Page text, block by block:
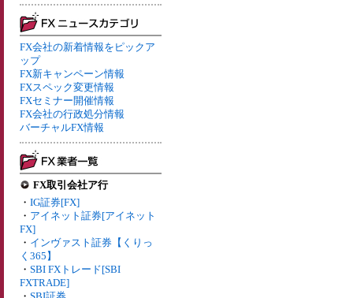
FX会社の新着情報をピックア
ップ
FX新キャンペーン情報
FXスペック変更情報
FXセミナー開催情報
FX会社の行政処分情報
バーチャルFX情報
FX取引会社ア行
・ IG証券[FX]
・ アイネット証券[アイネット
FX]
・ インヴァスト証券【くりっ
く365】
・ SBI FXトレード[SBI
FXTRADE]